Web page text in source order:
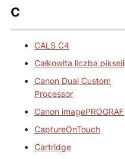
C
CALS C4
Całkowita liczba pikseli
Canon Dual Custom
Processor
Canon imagePROGRAF
CaptureOnTouch
Cartridge